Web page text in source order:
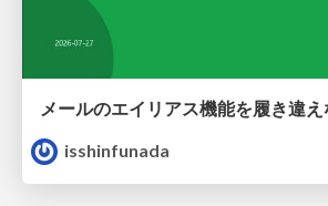
メールのエイリアス機能を履き違え
isshinfunada